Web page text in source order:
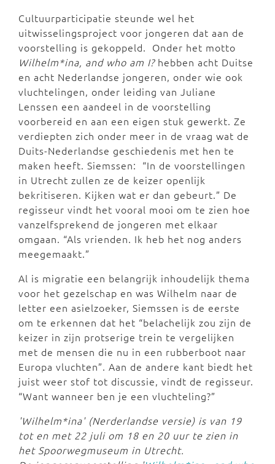
Cultuurparticipatie steunde wel het
uitwisselingsproject voor jongeren dat aan de
voorstelling is gekoppeld. Onder het motto
Wilhelm*ina, and who am I?hebben acht Duitse
en acht Nederlandse jongeren, onder wie ook
vluchtelingen, onder leiding van Juliane
Lenssen een aandeel in de voorstelling
voorbereid en aan een eigen stuk gewerkt. Ze
verdiepten zich onder meer in de vraag wat de
Duits-Nederlandse geschiedenis met hen te
maken heeft. Siemssen: “In de voorstellingen
in Utrecht zullen ze de keizer openlijk
bekritiseren. Kijken wat er dan gebeurt.” De
regisseur vindt het vooral mooi om te zien hoe
vanzelfsprekend de jongeren met elkaar
omgaan. “Als vrienden. Ik heb het nog anders
meegemaakt.”
Al is migratie een belangrijk inhoudelijk thema
voor het gezelschap en was Wilhelm naar de
letter een asielzoeker, Siemssen is de eerste
om te erkennen dat het “belachelijk zou zijn de
keizer in zijn protserige trein te vergelijken
met de mensen die nu in een rubberboot naar
Europa vluchten”. Aan de andere kant biedt het
juist weer stof tot discussie, vindt de regisseur.
“Want wanneer ben je een vluchteling?”
'Wilhelm*ina' (Nerderlandse versie) is van 19
tot en met 22 juli om 18 en 20 uur te zien in
het Spoorwegmuseum in Utrecht.